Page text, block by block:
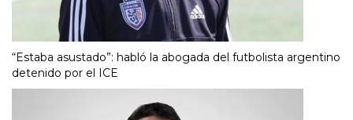
“Estaba asustado”: habló la abogada del futbolista argentino
detenido por el ICE